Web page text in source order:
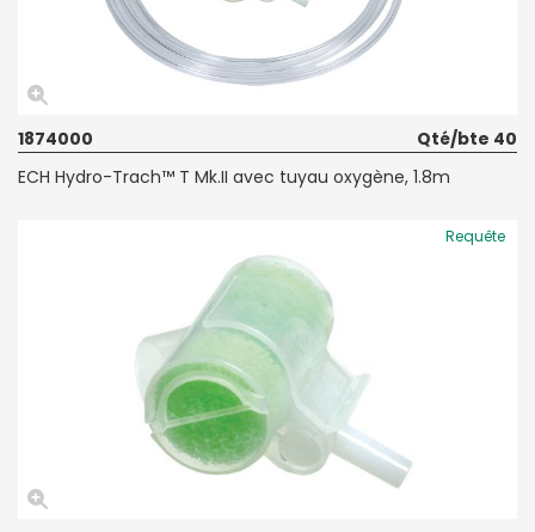
1874000
Qté/bte 40
ECH Hydro-Trach™ T Mk.II avec tuyau oxygène, 1.8m
Requête